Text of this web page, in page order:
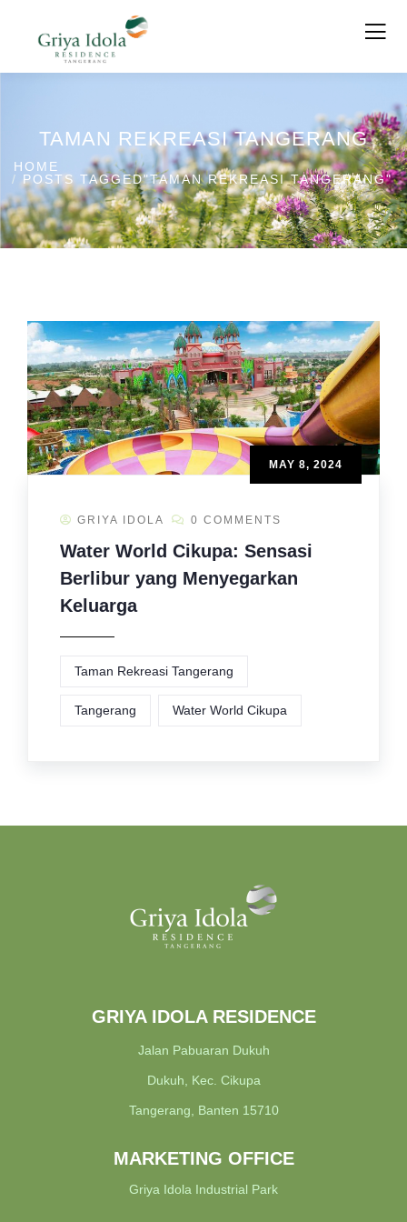
TAMAN REKREASI TANGERANG
HOME
POSTS TAGGED"TAMAN REKREASI TANGERANG"
MAY 8, 2024
GRIYA IDOLA 0 COMMENTS
Water World Cikupa: Sensasi
Berlibur yang Menyegarkan
Keluarga
Taman Rekreasi Tangerang
Tangerang Water World Cikupa
GRIYA IDOLA RESIDENCE
Jalan Pabuaran Dukuh
Dukuh, Kec. Cikupa
Tangerang, Banten 15710
MARKETING OFFICE
Griya Idola Industrial Park